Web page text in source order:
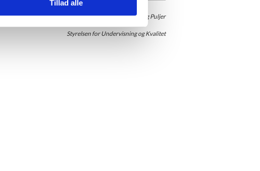
Tillad alle
Kontor for Viden og Puljer
Styrelsen for Undervisning og Kvalitet